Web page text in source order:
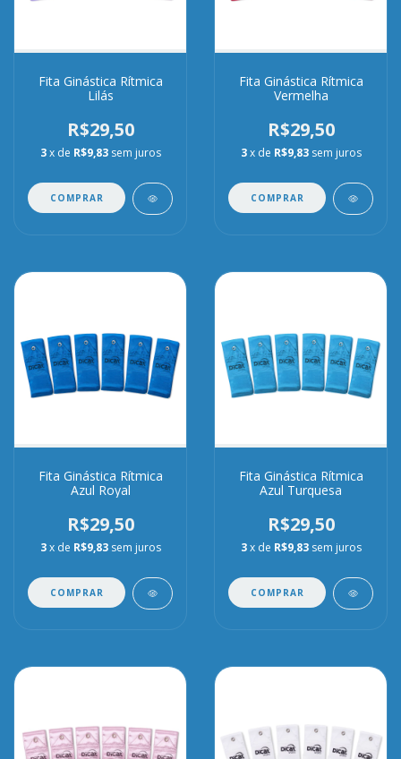
Fita Ginástica Rítmica
Lilás
R$29,50
3 x de R$9,83 sem juros
COMPRAR
Fita Ginástica Rítmica
Vermelha
R$29,50
3 x de R$9,83 sem juros
COMPRAR
Fita Ginástica Rítmica
Azul Royal
R$29,50
3 x de R$9,83 sem juros
COMPRAR
Fita Ginástica Rítmica
Azul Turquesa
R$29,50
3 x de R$9,83 sem juros
COMPRAR